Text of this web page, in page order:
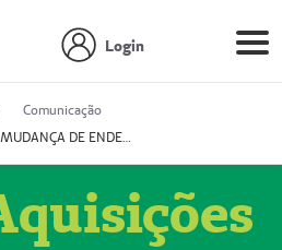
Login
Comunicação
MUDANÇA DE ENDEREÇO - DIAGITAB SERVIÇOS MÉDICOS LTDA (54003267-5)